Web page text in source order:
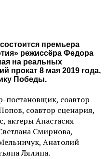
премьера
режиссёра Федора
на реальных
прокат 8 мая 2019 года,
Победы.
постановщик, соавтор
соавтор сценария,
актеры Анастасия
Смирнова,
Анатолий
Лялина.